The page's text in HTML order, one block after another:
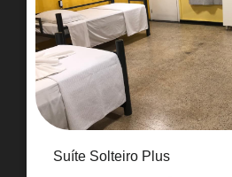
Suíte Solteiro Plus